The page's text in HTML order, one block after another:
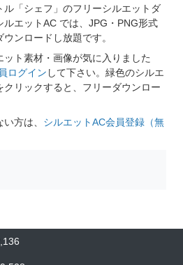
ル「シェフ」のフリーシルエットダ
エットAC では、JPG・PNG形式
ンロードし放題です。
ト素材・画像が気に入りました
ログイン して下さい。緑色のシルエ
クリックすると、フリーダウンロー
方は、 シルエットAC会員登録（無